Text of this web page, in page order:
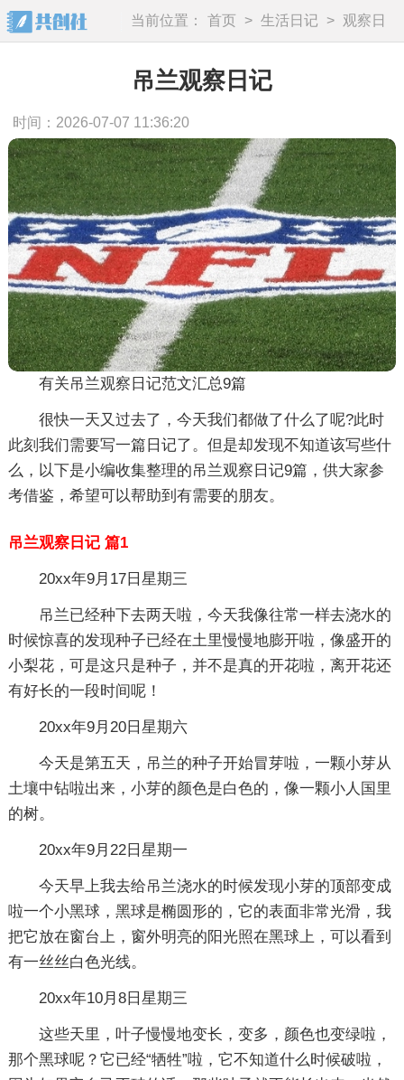
当前位置： 首页 > 生活日记 >
观察日
记
吊兰观察日记
时间：2026-07-07 11:36:20
有关吊兰观察日记范文汇总9篇
很快一天又过去了，今天我们都做了什么了呢?此时
此刻我们需要写一篇日记了。但是却发现不知道该写些什
么，以下是小编收集整理的吊兰观察日记9篇，供大家参
考借鉴，希望可以帮助到有需要的朋友。
吊兰观察日记 篇1
20xx年9月17日星期三
吊兰已经种下去两天啦，今天我像往常一样去浇水的
时候惊喜的发现种子已经在土里慢慢地膨开啦，像盛开的
小梨花，可是这只是种子，并不是真的开花啦，离开花还
有好长的一段时间呢！
20xx年9月20日星期六
今天是第五天，吊兰的种子开始冒芽啦，一颗小芽从
土壤中钻啦出来，小芽的颜色是白色的，像一颗小人国里
的树。
20xx年9月22日星期一
今天早上我去给吊兰浇水的时候发现小芽的顶部变成
啦一个小黑球，黑球是椭圆形的，它的表面非常光滑，我
把它放在窗台上，窗外明亮的阳光照在黑球上，可以看到
有一丝丝白色光线。
20xx年10月8日星期三
这些天里，叶子慢慢地变长，变多，颜色也变绿啦，
那个黑球呢？它已经“牺牲”啦，它不知道什么时候破啦，